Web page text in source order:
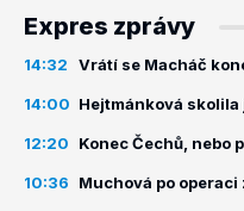
Expres zprávy
14:32 Vrátí se Macháč
14:00 Hejtmánková
12:20 Konec Čechů, nebo
10:36 Muchová po